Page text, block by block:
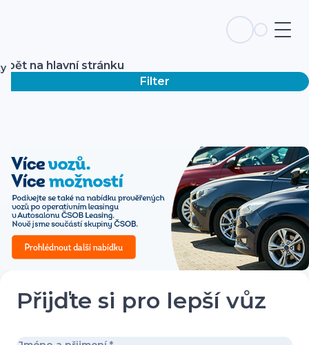
Zpět na hlavní stránku
Filter
Přijďte si pro lepší vůz